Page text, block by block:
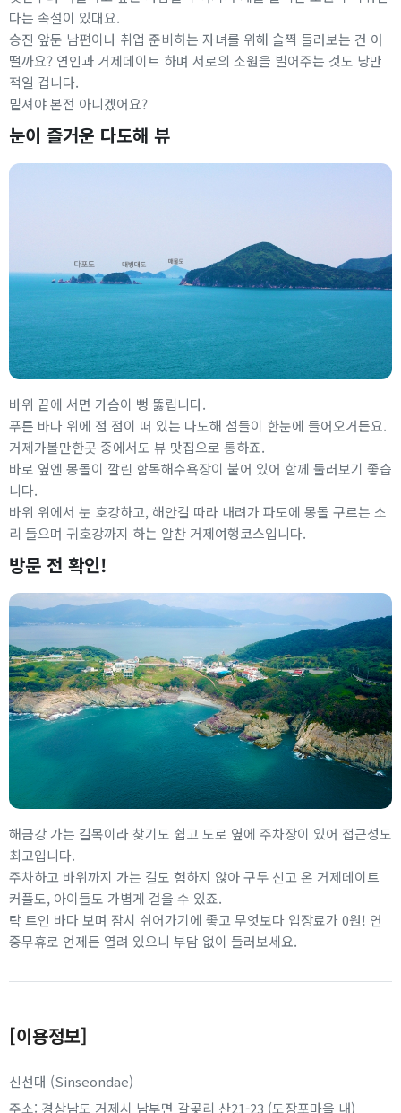
다는 속설이 있대요.
승진 앞둔 남편이나 취업 준비하는 자녀를 위해 슬쩍 들러보는 건 어
떨까요? 연인과 거제데이트 하며 서로의 소원을 빌어주는 것도 낭만
적일 겁니다.
밑져야 본전 아니겠어요?
눈이 즐거운 다도해 뷰
바위 끝에 서면 가슴이 뻥 뚫립니다.
푸른 바다 위에 점 점이 떠 있는 다도해 섬들이 한눈에 들어오거든요.
거제가볼만한곳 중에서도 뷰 맛집으로 통하죠.
바로 옆엔 몽돌이 깔린 함목해수욕장이 붙어 있어 함께 둘러보기 좋습
니다.
바위 위에서 눈 호강하고, 해안길 따라 내려가 파도에 몽돌 구르는 소
리 들으며 귀호강까지 하는 알찬 거제여행코스입니다.
방문 전 확인!
해금강 가는 길목이라 찾기도 쉽고 도로 옆에 주차장이 있어 접근성도
최고입니다.
주차하고 바위까지 가는 길도 험하지 않아 구두 신고 온 거제데이트
커플도, 아이들도 가볍게 걸을 수 있죠.
탁 트인 바다 보며 잠시 쉬어가기에 좋고 무엇보다 입장료가 0원! 연
중무휴로 언제든 열려 있으니 부담 없이 들러보세요.
[이용정보]
신선대 (Sinseondae)
주소: 경상남도 거제시 남부면 갈곶리 산21-23 (도장포마을 내)